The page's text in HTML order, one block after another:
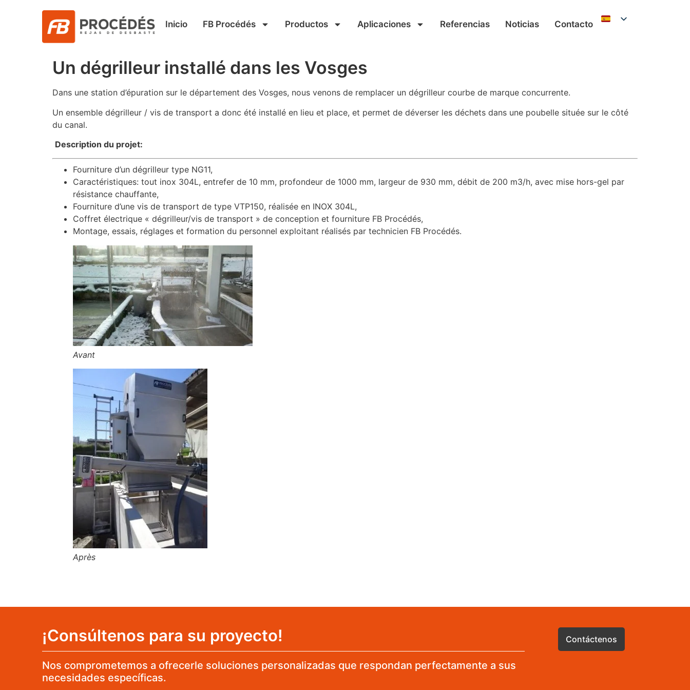
Inicio FB Procédés Productos Aplicaciones Referencias Noticias Contacto
Un dégrilleur installé dans les Vosges
Dans une station d’épuration sur le département des Vosges, nous venons de remplacer un dégrilleur courbe de marque concurrente.
Un ensemble dégrilleur / vis de transport a donc été installé en lieu et place, et permet de déverser les déchets dans une poubelle située sur le côté
du canal.
Description du projet:
Fourniture d’un dégrilleur type NG11,
Caractéristiques: tout inox 304L, entrefer de 10 mm, profondeur de 1000 mm, largeur de 930 mm, débit de 200 m3/h, avec mise hors-gel par
résistance chauffante,
Fourniture d’une vis de transport de type VTP150, réalisée en INOX 304L,
Coffret électrique « dégrilleur/vis de transport » de conception et fourniture FB Procédés,
Montage, essais, réglages et formation du personnel exploitant réalisés par technicien FB Procédés.
Avant
Après
¡Consúltenos para su proyecto!
Nos comprometemos a ofrecerle soluciones personalizadas que respondan perfectamente a sus
necesidades específicas.
Contáctenos